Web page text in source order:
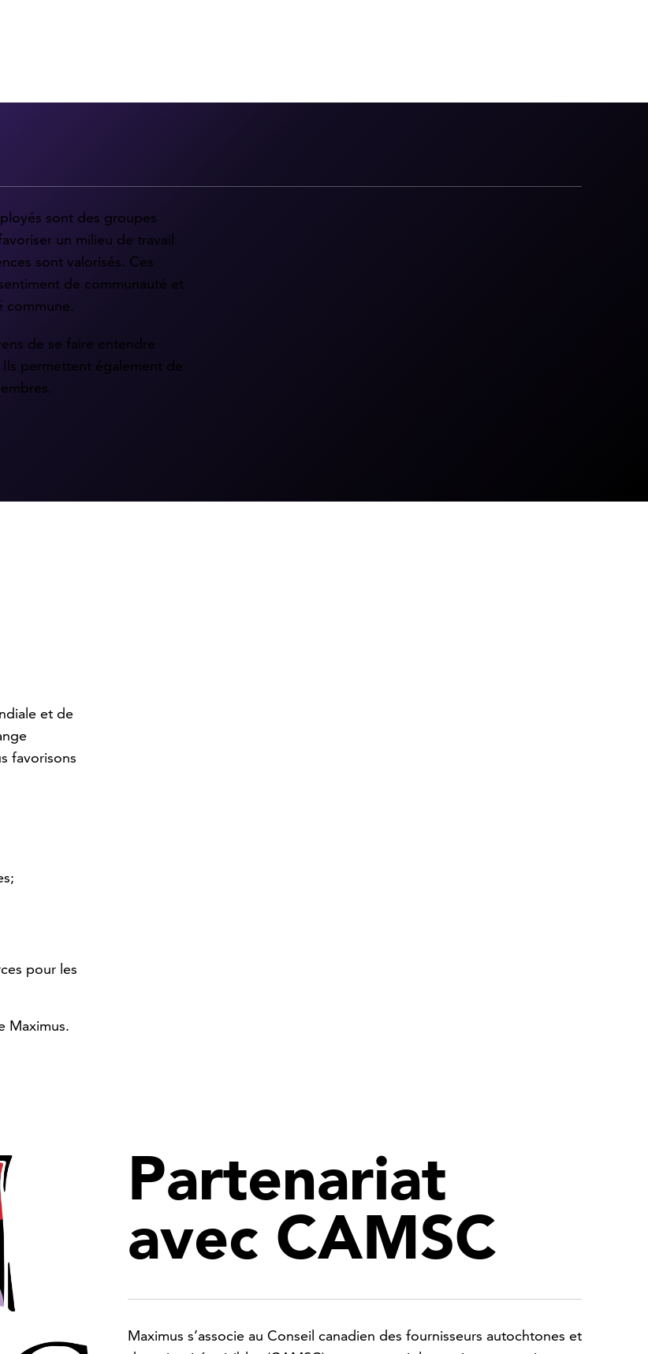
sont des groupes
un milieu de travail
sont valorisés. Ces
de communauté et
commune.
de se faire entendre
permettent également de
et de
favorisons
pour les
Maximus.
Partenariat
avec CAMSC
Maximus s’associe au Conseil canadien des fournisseurs autochtones et